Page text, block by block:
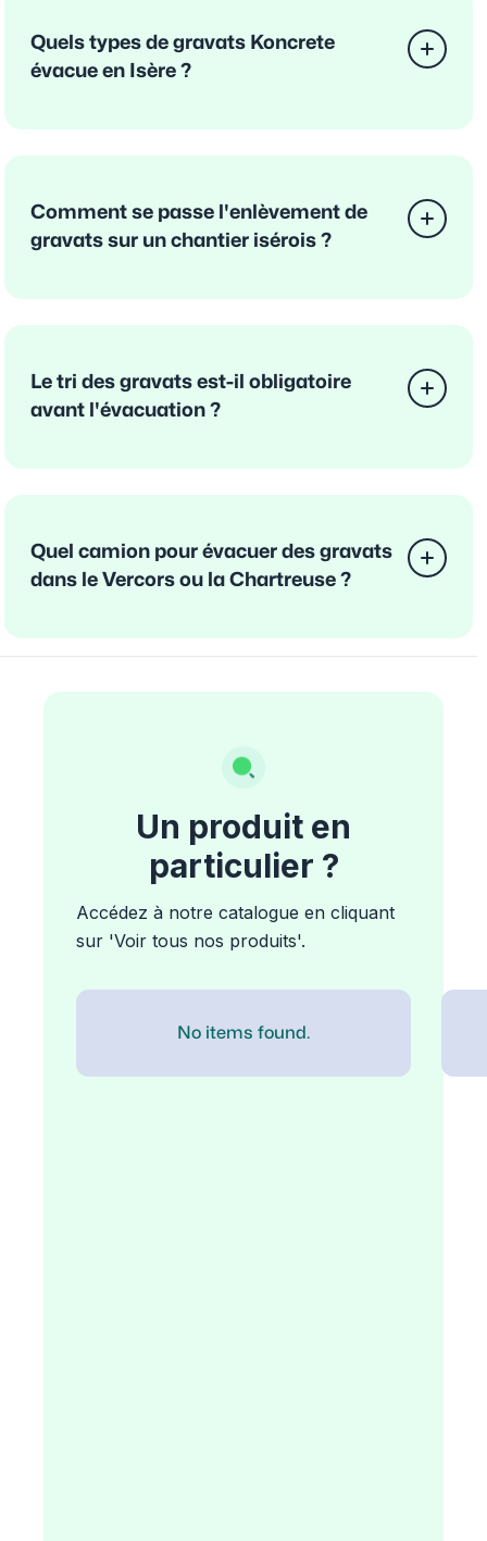
Quels types de gravats Koncrete
évacue en Isère ?
Comment se passe l'enlèvement de
gravats sur un chantier isérois ?
Le tri des gravats est-il obligatoire
avant l'évacuation ?
Quel camion pour évacuer des gravats
dans le Vercors ou la Chartreuse ?
Un produit en
particulier ?
Accédez à notre catalogue en cliquant
sur 'Voir tous nos produits'.
No items found.